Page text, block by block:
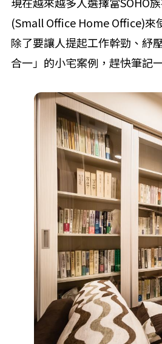
(Small Office Home Office)來
除了要讓人提起工作幹勁、紓
合一」的小宅案例，趕快筆記